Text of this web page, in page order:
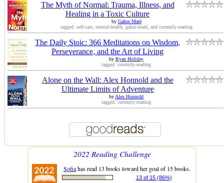
The Myth of Normal: Trauma, Illness, and
Healing in a Toxic Culture
by Gabor Maté
tagged: self-care, mental-health, gabor-maté, and currently-reading
The Daily Stoic: 366 Meditations on Wisdom,
Perseverance, and the Art of Living
by Ryan Holiday
tagged: currently-reading
Alone on the Wall: Alex Honnold and the
Ultimate Limits of Adventure
byAlex Honnold
tagged: currently-reading
2022 Reading Challenge
Sofiahas read 13 books toward her goal of 15 books.
13 of 15 (86%)